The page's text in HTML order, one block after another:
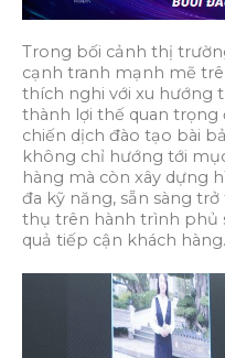
Trong bối cảnh thị
cạnh tranh mạnh mẽ
thích nghi với xu hướng
thành lợi thế quan trọng
chiến dịch đào tạo bài
không chỉ hướng tới
hàng mà còn xây dựng
đa kỹ năng, sẵn sàng
thụ trên hành trình phủ
quả tiếp cận khách hàng.